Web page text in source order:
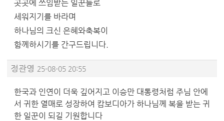
곳곳에 쓰임받는 일꾼들로
세워지기를 바라며
하나님의 크신 은혜와축복이
함께하시기를 간구드립니다.
정관영 25-08-05 20:55
한국과 인연이 더욱 깊어지고 이승만 대통령처럼 주님 안에
서 귀한 열매로 성장하여 캄보디아가 하나님께 복을 받는 귀
한 일꾼이 되길 기원합니다